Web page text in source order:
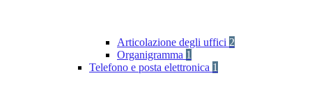
Articolazione degli uffici 2
Organigramma 1
Telefono e posta elettronica 1